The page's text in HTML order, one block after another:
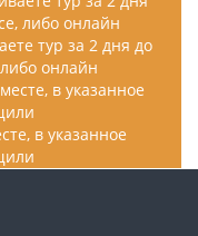
тур за 2 дня до
онлайн
в указанное